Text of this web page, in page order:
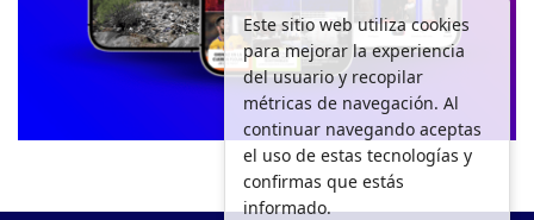
Este sitio web utiliza cookies
para mejorar la experiencia
del usuario y recopilar
métricas de navegación. Al
continuar navegando aceptas
el uso de estas tecnologías y
confirmas que estás
informado.